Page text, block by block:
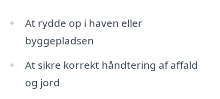
At rydde op i haven eller
byggepladsen
At sikre korrekt håndtering af affald
og jord